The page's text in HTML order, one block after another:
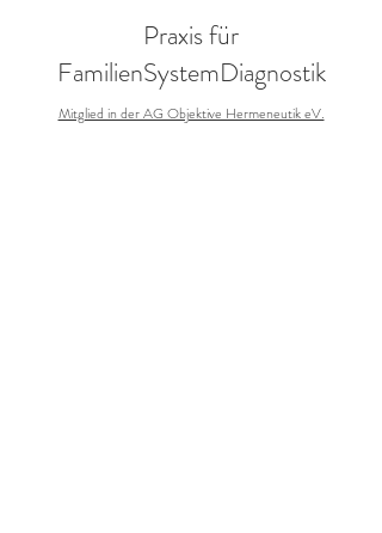
Praxis für
FamilienSystemDiagnostik
Mitglied in der AG Objektive Hermeneutik eV.